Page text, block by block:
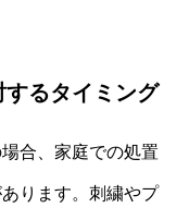
るタイミング
合、家庭での処置
ります。刺繍やプ